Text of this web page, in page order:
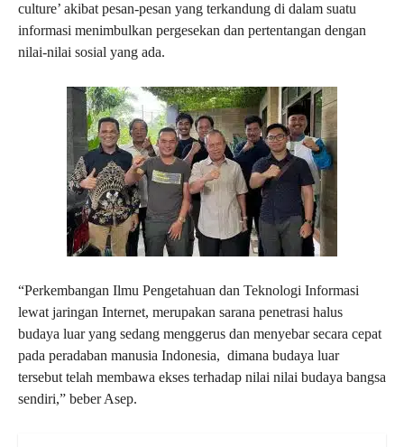
culture’ akibat pesan-pesan yang terkandung di dalam suatu
informasi menimbulkan pergesekan dan pertentangan dengan
nilai-nilai sosial yang ada.
“Perkembangan Ilmu Pengetahuan dan Teknologi Informasi
lewat jaringan Internet, merupakan sarana penetrasi halus
budaya luar yang sedang menggerus dan menyebar secara cepat
pada peradaban manusia Indonesia, dimana budaya luar
tersebut telah membawa ekses terhadap nilai nilai budaya bangsa
sendiri,” beber Asep.